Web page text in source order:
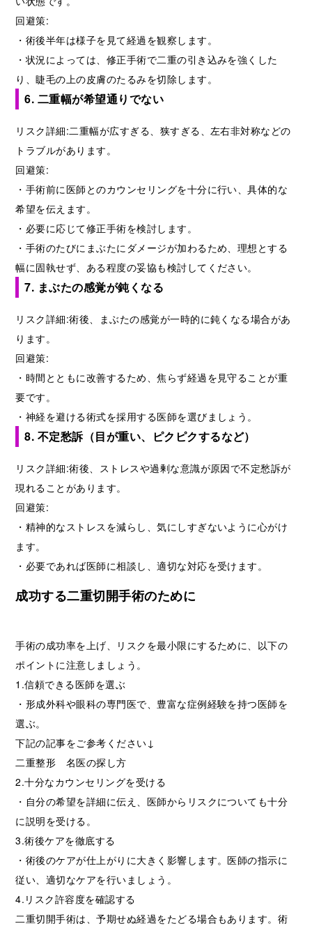
回避策:
・術後半年は様子を見て経過を観察します。
・状況によっては、修正手術で二重の引き込みを強くした
り、睫毛の上の皮膚のたるみを切除します。
6. 二重幅が希望通りでない
リスク詳細:二重幅が広すぎる、狭すぎる、左右非対称などの
トラブルがあります。
回避策:
・手術前に医師とのカウンセリングを十分に行い、具体的な
希望を伝えます。
・必要に応じて修正手術を検討します。
・手術のたびにまぶたにダメージが加わるため、理想とする
幅に固執せず、ある程度の妥協も検討してください。
7. まぶたの感覚が鈍くなる
リスク詳細:術後、まぶたの感覚が一時的に鈍くなる場合があ
ります。
回避策:
・時間とともに改善するため、焦らず経過を見守ることが重
要です。
・神経を避ける術式を採用する医師を選びましょう。
8. 不定愁訴（目が重い、ピクピクするなど）
リスク詳細:術後、ストレスや過剰な意識が原因で不定愁訴が
現れることがあります。
回避策:
・精神的なストレスを減らし、気にしすぎないように心がけ
ます。
・必要であれば医師に相談し、適切な対応を受けます。
成功する二重切開手術のために
手術の成功率を上げ、リスクを最小限にするために、以下の
ポイントに注意しましょう。
1.信頼できる医師を選ぶ
・形成外科や眼科の専門医で、豊富な症例経験を持つ医師を
選ぶ。
下記の記事をご参考ください↓
二重整形 名医の探し方
2.十分なカウンセリングを受ける
・自分の希望を詳細に伝え、医師からリスクについても十分
に説明を受ける。
3.術後ケアを徹底する
・術後のケアが仕上がりに大きく影響します。医師の指示に
従い、適切なケアを行いましょう。
4.リスク許容度を確認する
二重切開手術は、予期せぬ経過をたどる場合もあります。術